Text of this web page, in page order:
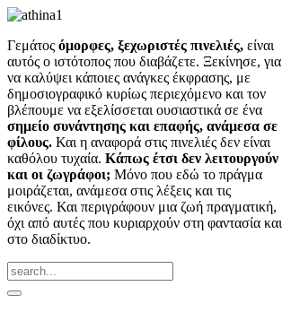
Γεμάτος όμορφες, ξεχωριστές πινελιές, είναι
αυτός ο ιστότοπος που διαβάζετε. Ξεκίνησε, για
να καλύψει κάποιες ανάγκες έκφρασης, με
δημοσιογραφικό κυρίως περιεχόμενο και τον
βλέπουμε να εξελίσσεται ουσιαστικά σε ένα
σημείο συνάντησης και επαφής, ανάμεσα σε
φίλους. Και η αναφορά στις πινελιές δεν είναι
καθόλου τυχαία. Κάπως έτσι δεν λειτουργούν
και οι ζωγράφοι; Μόνο που εδώ το πράγμα
μοιράζεται, ανάμεσα στις λέξεις και τις
εικόνες. Και περιγράφουν μια ζωή πραγματική,
όχι από αυτές που κυριαρχούν στη φαντασία και
στο διαδίκτυο.